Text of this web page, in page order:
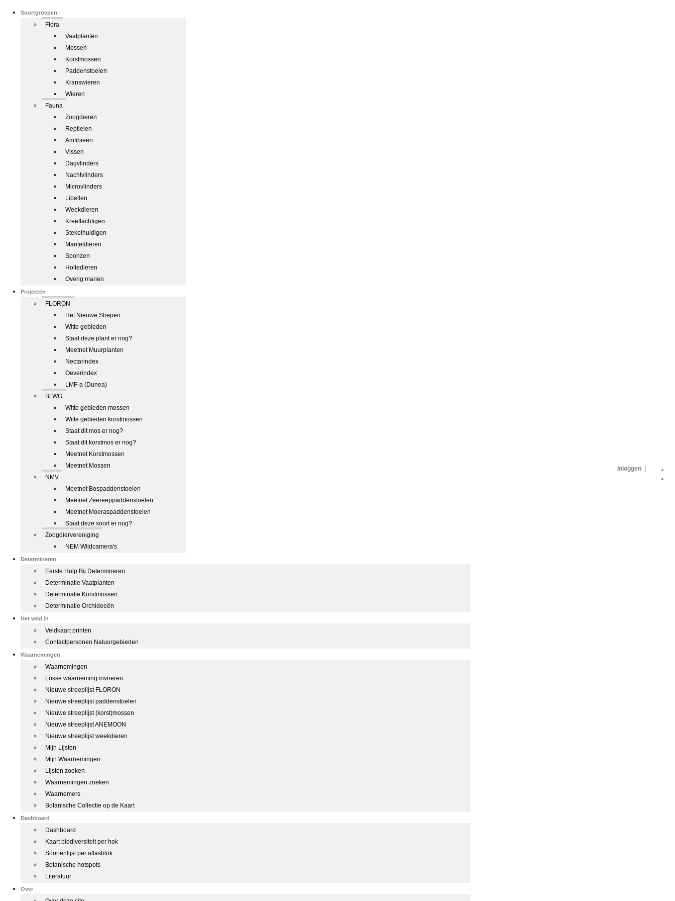
Soortgroepen
Flora
Vaatplanten
Mossen
Korstmossen
Paddenstoelen
Kranswieren
Wieren
Fauna
Zoogdieren
Reptielen
Amfibieën
Vissen
Dagvlinders
Nachtvlinders
Microvlinders
Libellen
Weekdieren
Kreeftachtigen
Stekelhuidigen
Manteldieren
Sponzen
Holtedieren
Overig marien
Projecten
FLORON
Het Nieuwe Strepen
Witte gebieden
Staat deze plant er nog?
Meetnet Muurplanten
Nectarindex
Oeverindex
LMF-a (Dunea)
BLWG
Witte gebieden mossen
Witte gebieden korstmossen
Staat dit mos er nog?
Staat dit korstmos er nog?
Meetnet Korstmossen
Meetnet Mossen
NMV
Meetnet Bospaddenstoelen
Meetnet Zeereeppaddenstoelen
Meetnet Moeraspaddenstoelen
Staat deze soort er nog?
Zoogdiervereniging
NEM Wildcamera's
Determineren
Eerste Hulp Bij Determineren
Determinatie Vaatplanten
Determinatie Korstmossen
Determinatie Orchideeën
Het veld in
Veldkaart printen
Contactpersonen Natuurgebieden
Waarnemingen
Waarnemingen
Losse waarneming invoeren
Nieuwe streeplijst FLORON
Nieuwe streeplijst paddenstoelen
Nieuwe streeplijst (korst)mossen
Nieuwe streeplijst ANEMOON
Nieuwe streeplijst weekdieren
Mijn Lijsten
Mijn Waarnemingen
Lijsten zoeken
Waarnemingen zoeken
Waarnemers
Botanische Collectie op de Kaart
Dashboard
Dashboard
Kaart biodiversiteit per hok
Soortenlijst per atlasblok
Botanische hotspots
Literatuur
Over
Inloggen